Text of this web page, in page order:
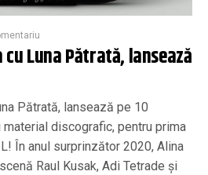
Luna Pătrată, lansează
Pătrată, lansează pe 10
discografic, pentru prima
În anul surprinzător 2020, Alina
Raul Kusak, Adi Tetrade și